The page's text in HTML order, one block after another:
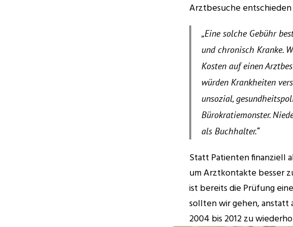
Arztbesuche
„Eine solche Gebühr
und chronisch Kranke.
Kosten auf einen
würden Krankheiten
unsozial,
Bürokratiemonster.
als Buchhalter.“
Statt Patienten finanziell
um Arztkontakte besser
ist bereits die Prüfung
sollten wir gehen, anstatt
2004 bis 2012 zu